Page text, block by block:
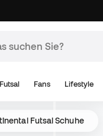
Futsal Fans Lifestyle
Futsal Schuhe